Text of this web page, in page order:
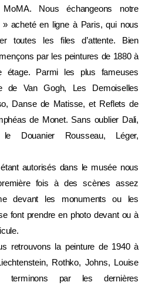
Nous échangeons notre
acheté en ligne à Paris, qui nous
toutes les files d’attente. Bien
par les peintures de 1880 à
étage. Parmi les plus fameuses
de Van Gogh, Les Demoiselles
Danse de Matisse, et Reflets de
de Monet. Sans oublier Dali,
le Douanier Rousseau, Léger,
autorisés dans le musée nous
fois à des scènes assez
devant les monuments ou les
font prendre en photo devant ou à
retrouvons la peinture de 1940 à
Rothko, Johns, Louise
terminons par les dernières